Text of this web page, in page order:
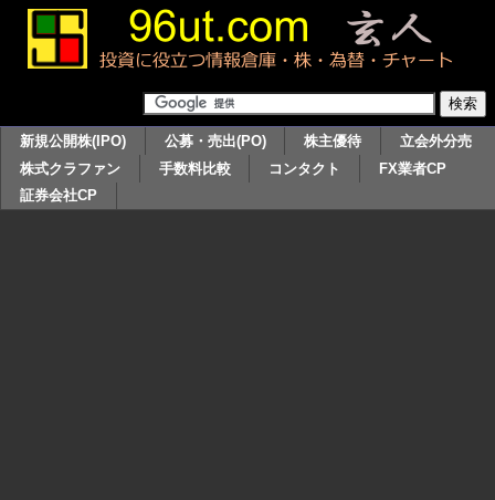
新規公開株(IPO) 公募・売出(PO) 株主優待
立会外分売
株式クラファン
手数料比較 コンタクト
FX業者CP
証券会社CP